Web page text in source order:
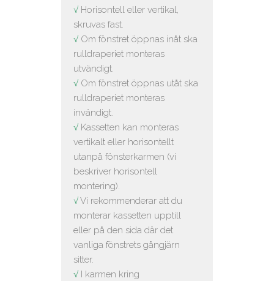
√Horisontell eller vertikal,
skruvas fast.
√Om fönstret öppnas inåt ska
rulldraperiet monteras
utvändigt.
√Om fönstret öppnas utåt ska
rulldraperiet monteras
invändigt.
√Kassetten kan monteras
vertikalt eller horisontellt
utanpå fönsterkarmen (vi
beskriver horisontell
montering).
√Vi rekommenderar att du
monterar kassetten upptill
eller på den sida där det
vanliga fönstrets gångjärn
sitter.
√I karmen kring